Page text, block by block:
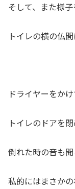
そして、また様子
トイレの横の仏
ドライヤーをかけ
トイレのドアを閉
倒れた時の音も聞
私的にはまさか